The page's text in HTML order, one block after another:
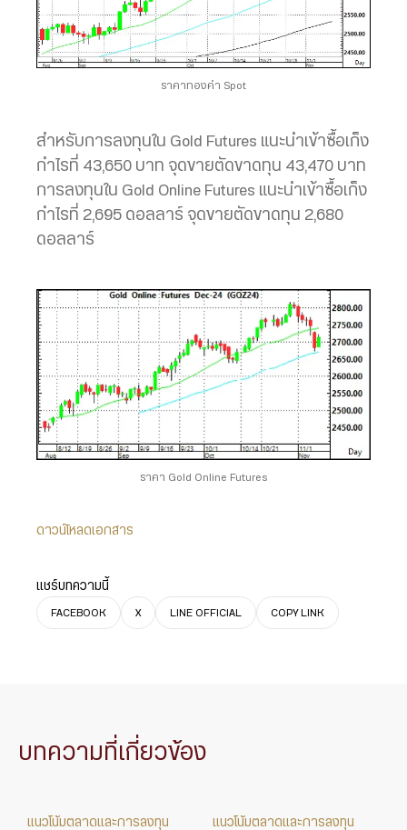
ราคาทองคำ Spot
สำหรับการลงทุนใน Gold Futures แนะนำเข้าซื้อเก็ง
กำไรที่ 43,650 บาท จุดขายตัดขาดทุน 43,470 บาท
การลงทุนใน Gold Online Futures แนะนำเข้าซื้อเก็ง
กำไรที่ 2,695 ดอลลาร์ จุดขายตัดขาดทุน 2,680
ดอลลาร์
ราคา Gold Online Futures
ดาวน์โหลดเอกสาร
แชร์บทความนี้
FACEBOOK X LINE OFFICIAL COPY LINK
บทความที่เกี่ยวข้อง
แนวโน้มตลาดและการลงทุน
แนวโน้มตลาดและการลงทุน